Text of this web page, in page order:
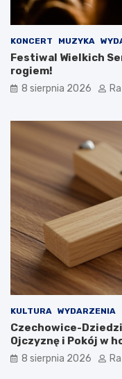
KONCERT MUZYKA
Festiwal Wielkich
rogiem!
8 sierpnia 2026
KULTURA WYDARZENIA
Czechowice-
Ojczyznę i Pokój w
8 sierpnia 2026